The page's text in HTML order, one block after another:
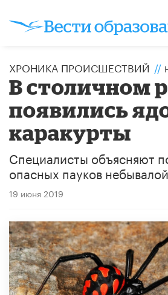
ХРОНИКА ПРОИСШЕСТВИЙ //
В столичном
появились
каракурты
Специалисты объясняют
опасных пауков
19 июня 2019